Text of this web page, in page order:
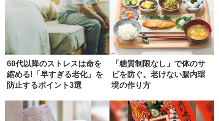
60代以降のストレスは命を
縮める!「早すぎる老化」を
防止するポイント3選
「糖質制限なし」で体のサ
ビを防ぐ。老けない腸内環
境の作り方